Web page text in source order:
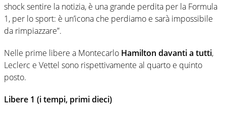
shock sentire la notizia, è una grande perdita per la Formula
1, per lo sport: è un’icona che perdiamo e sarà impossibile
da rimpiazzare”.
Nelle prime libere a Montecarlo Hamilton davanti a tutti,
Leclerc e Vettel sono rispettivamente al quarto e quinto
posto.
Libere 1 (i tempi, primi dieci)